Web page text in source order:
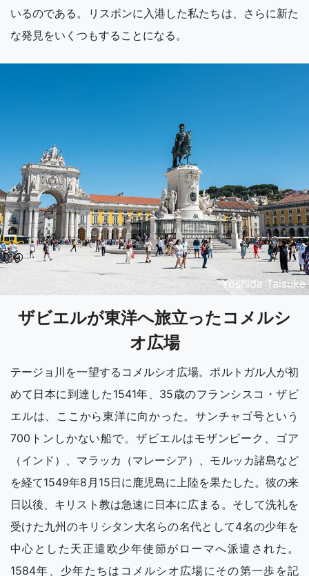
いるのである。リスボンに入港した私たちは、さらに新た
な発見をいくつもすることになる。
Yoshida Taisuke
ザビエルが東洋へ旅立ったコメルシ
オ広場
テージョ川を一望するコメルシオ広場。ポルトガル人が初
めて日本に到達した1541年、35歳のフランシスコ・ザビ
エルは、ここから東洋に向かった。サンチャゴ号という
700トンしかない船で。ザビエルはモザンビーク、ゴア
（インド）、マラッカ（マレーシア）、モルッカ諸島など
を経て1549年8月15日に鹿児島に上陸を果たした。彼の来
日以後、キリスト教は急速に日本に広まる。そして洗礼を
受けた九州のキリシタン大名らの名代として4名の少年を
中心とした天正遣欧少年使節がローマへ派遣された。
1584年、少年たちはコメルシオ広場にその第一歩を記